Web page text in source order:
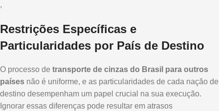
,
Restrições Específicas e
Particularidades por País de Destino
O processo de transporte de cinzas do Brasil para outros
países não é uniforme, e as particularidades de cada nação de
destino desempenham um papel crucial na sua execução.
Ignorar essas diferenças pode resultar em atrasos